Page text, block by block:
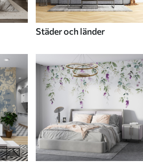
Städer och länder